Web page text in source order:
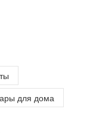
для дома